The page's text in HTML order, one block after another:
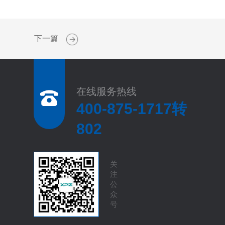
下一篇
在线服务热线
400-875-1717转
802
关
注
公
众
号